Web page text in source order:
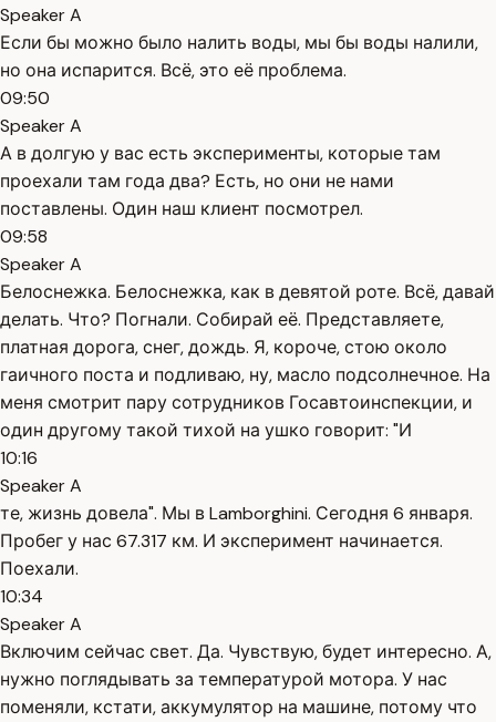
Speaker A
Если бы можно было налить воды, мы бы воды налили,
но она испарится. Всё, это её проблема.
09:50
Speaker A
А в долгую у вас есть эксперименты, которые там
проехали там года два? Есть, но они не нами
поставлены. Один наш клиент посмотрел.
09:58
Speaker A
Белоснежка. Белоснежка, как в девятой роте. Всё, давай
делать. Что? Погнали. Собирай её. Представляете,
платная дорога, снег, дождь. Я, короче, стою около
гаичного поста и подливаю, ну, масло подсолнечное. На
меня смотрит пару сотрудников Госавтоинспекции, и
один другому такой тихой на ушко говорит: "И
10:16
Speaker A
те, жизнь довела". Мы в Lamborghini. Сегодня 6 января.
Пробег у нас 67.317 км. И эксперимент начинается.
Поехали.
10:34
Speaker A
Включим сейчас свет. Да. Чувствую, будет интересно. А,
нужно поглядывать за температурой мотора. У нас
поменяли, кстати, аккумулятор на машине, потому что